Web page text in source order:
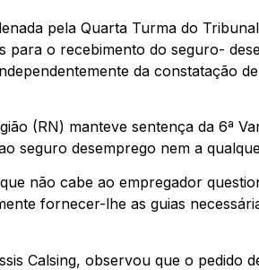
pela Quarta Turma do
o recebimento do seguro-
da constatação
(RN) manteve sentença da 6ª
seguro desemprego nem a
não cabe ao empregador
fornecer-lhe as guias
Calsing, observou que o pedido